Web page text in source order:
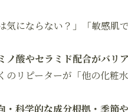
気にならない？」「敏感
ノ酸やセラミド配合がバ
リピーターが「他の化粧
・科学的な成分根拠・季節